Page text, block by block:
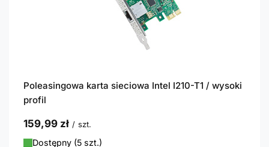
Poleasingowa karta sieciowa Intel I210-T1 / wysoki
profil
159,99 zł / szt.
Dostępny (5 szt.)